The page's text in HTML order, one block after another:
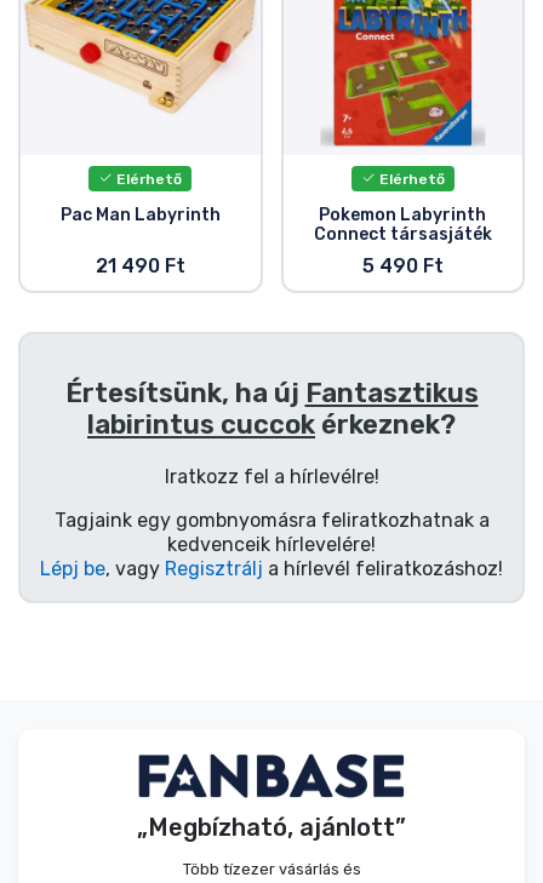
Elérhető
Pac Man Labyrinth
21 490 Ft
Elérhető
Pokemon Labyrinth
Connect társasjáték
5 490 Ft
Értesítsünk, ha új Fantasztikus
labirintus cuccok érkeznek?
Iratkozz fel a hírlevélre!
Tagjaink egy gombnyomásra feliratkozhatnak a
kedvenceik hírlevelére!
Lépj be, vagy Regisztrálj a hírlevél feliratkozáshoz!
„Megbízható, ajánlott”
Több tízezer vásárlás és
Előrendelhető cuccok
Outlet cuccok
Ajándékkártya
Szállítás és fizetés
Mesés cuccok
Animés cuccok
Gamer cuccok
Sportos cuccok